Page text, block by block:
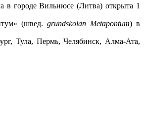
в городе Вильнюсе (Литва) открыта 1
(швед. grundskolan Metapontum) в
Тула, Пермь, Челябинск, Алма-Ата,